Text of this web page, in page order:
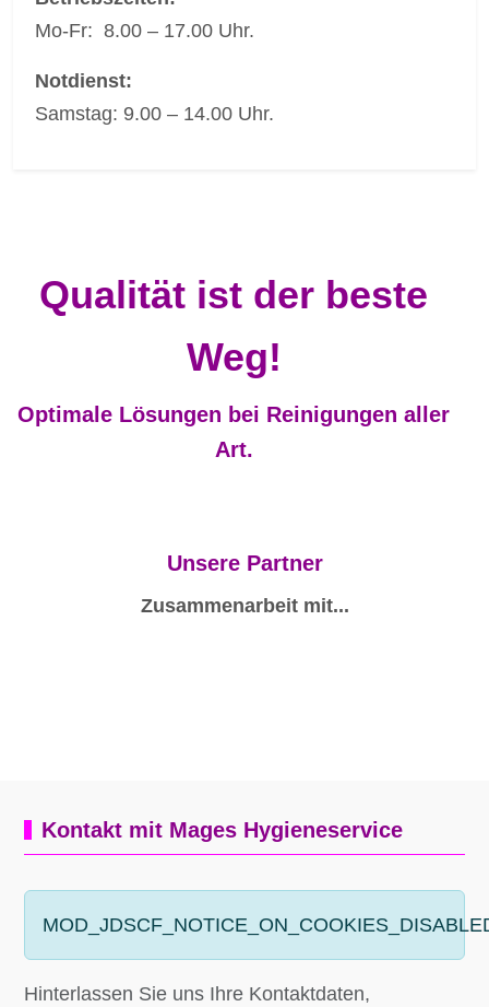
Mo-Fr: 8.00 – 17.00 Uhr.
Notdienst:
Samstag: 9.00 – 14.00 Uhr.
Qualität ist der beste
Weg!
Optimale Lösungen bei Reinigungen aller
Art.
Unsere Partner
Zusammenarbeit mit...
Kontakt mit Mages Hygieneservice
Hinterlassen Sie uns Ihre Kontaktdaten,